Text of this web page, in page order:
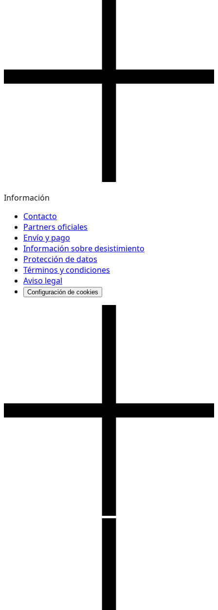
Información
Contacto
Partners oficiales
Envío y pago
Información sobre desistimiento
Protección de datos
Términos y condiciones
Aviso legal
Configuración de cookies